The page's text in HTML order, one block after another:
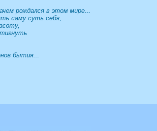
рождался в этом мире...
саму суть себя,
бытия...